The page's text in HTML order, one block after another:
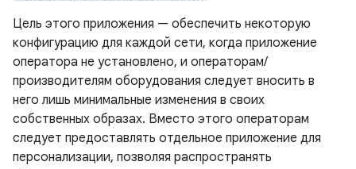
Цель этого приложения — обеспечить некоторую
конфигурацию для каждой сети, когда приложение
оператора не установлено, и операторам/
производителям оборудования следует вносить в
него лишь минимальные изменения в своих
собственных образах. Вместо этого операторам
следует предоставлять отдельное приложение для
персонализации, позволяя распространять